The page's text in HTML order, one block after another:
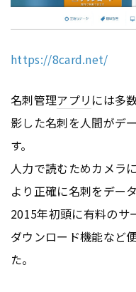
https://8card.net/
名刺管理アプリ には多
影した名刺を人間がデ
す。
人力で読むためカメラ
より正確に名刺をデー
2015年初頭に有料のサ
ダウンロード機能など
た。